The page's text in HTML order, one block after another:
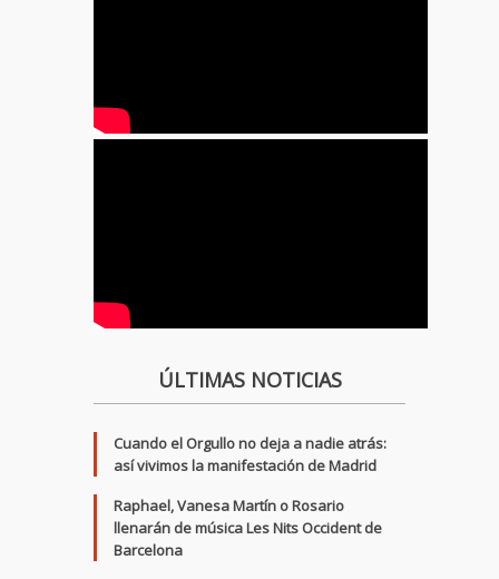
ÚLTIMAS NOTICIAS
Cuando el Orgullo no deja a nadie atrás:
así vivimos la manifestación de Madrid
Raphael, Vanesa Martín o Rosario
llenarán de música Les Nits Occident de
Barcelona